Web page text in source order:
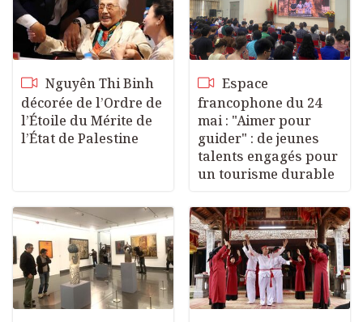
Nguyên Thi Binh
décorée de l’Ordre de
l’Étoile du Mérite de
l’État de Palestine
Espace
francophone du 24
mai : "Aimer pour
guider" : de jeunes
talents engagés pour
un tourisme durable